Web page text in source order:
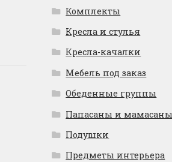
Комплекты
Кресла и стулья
Кресла-качалки
Мебель под заказ
Обеденные группы
Папасаны и мамасаны
Подушки
Предметы интерьера